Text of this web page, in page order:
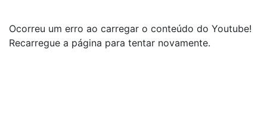
Ocorreu um erro ao carregar o conteúdo do Youtube!
Recarregue a página para tentar novamente.